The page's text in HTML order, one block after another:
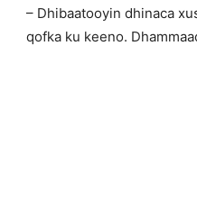
– Dhibaatooyin dhinaca
qofka ku keeno.